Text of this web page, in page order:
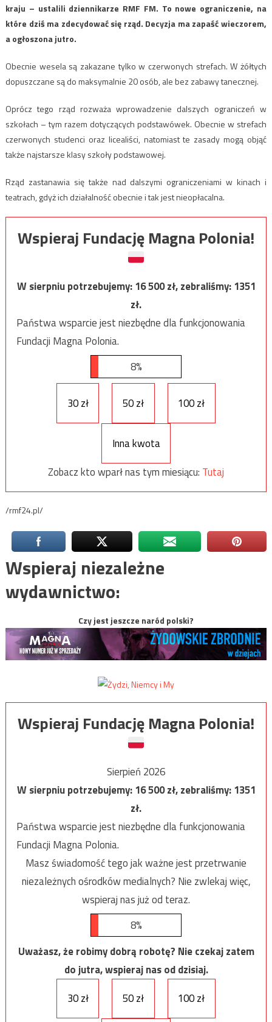
kraju – ustalili dziennikarze RMF FM. To nowe ograniczenie, na
które dziś ma zdecydować się rząd. Decyzja ma zapaść wieczorem,
a ogłoszona jutro.
Obecnie wesela są zakazane tylko w czerwonych strefach. W żółtych
dopuszczane są do maksymalnie 20 osób, ale bez zabawy tanecznej.
Oprócz tego rząd rozważa wprowadzenie dalszych ograniczeń w
szkołach – tym razem dotyczących podstawówek. Obecnie w strefach
czerwonych studenci oraz licealiści, natomiast te zasady mogą objąć
także najstarsze klasy szkoły podstawowej.
Rząd zastanawia się także nad dalszymi ograniczeniami w kinach i
teatrach, gdyż ich działalność obecnie i tak jest nieopłacalna.
Wspieraj Fundację Magna Polonia!
W sierpniu potrzebujemy:16 500zł, zebraliśmy:1351
zł.
Państwa wsparcie jest niezbędne dla funkcjonowania
Fundacji Magna Polonia.
8%
30 zł 50 zł 100 zł
Inna kwota
Zobacz kto wparł nas tym miesiącu: Tutaj
/rmf24.pl/
Wspieraj niezależne
wydawnictwo:
Czy jest jeszcze naród polski?
Wspieraj Fundację Magna Polonia!
Sierpień 2026
W sierpniu potrzebujemy:16 500zł, zebraliśmy:1351
zł.
Państwa wsparcie jest niezbędne dla funkcjonowania
Fundacji Magna Polonia.
Masz świadomość tego jak ważne jest przetrwanie
niezależnych ośrodków medialnych? Nie zwlekaj więc,
wspieraj nas już od teraz.
8%
Uważasz, że robimy dobrą robotę? Nie czekaj zatem
do jutra, wspieraj nas od dzisiaj.
30 zł
50 zł 100 zł